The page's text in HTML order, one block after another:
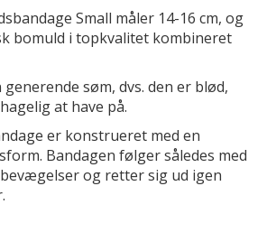
Small måler 14-16 cm, og
bomuld i topkvalitet kombineret
søm, dvs. den er blød,
at have på.
er konstrueret med en
Bandagen følger således med
og retter sig ud igen